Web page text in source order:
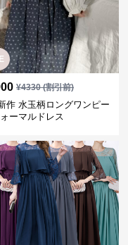
¥4330(割引前)
作 水玉柄ロングワンピー
ーマルドレス